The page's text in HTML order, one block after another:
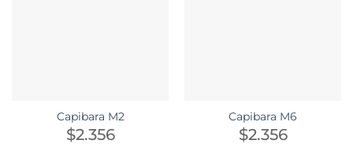
Capibara M2
$2.356
Capibara M6
$2.356